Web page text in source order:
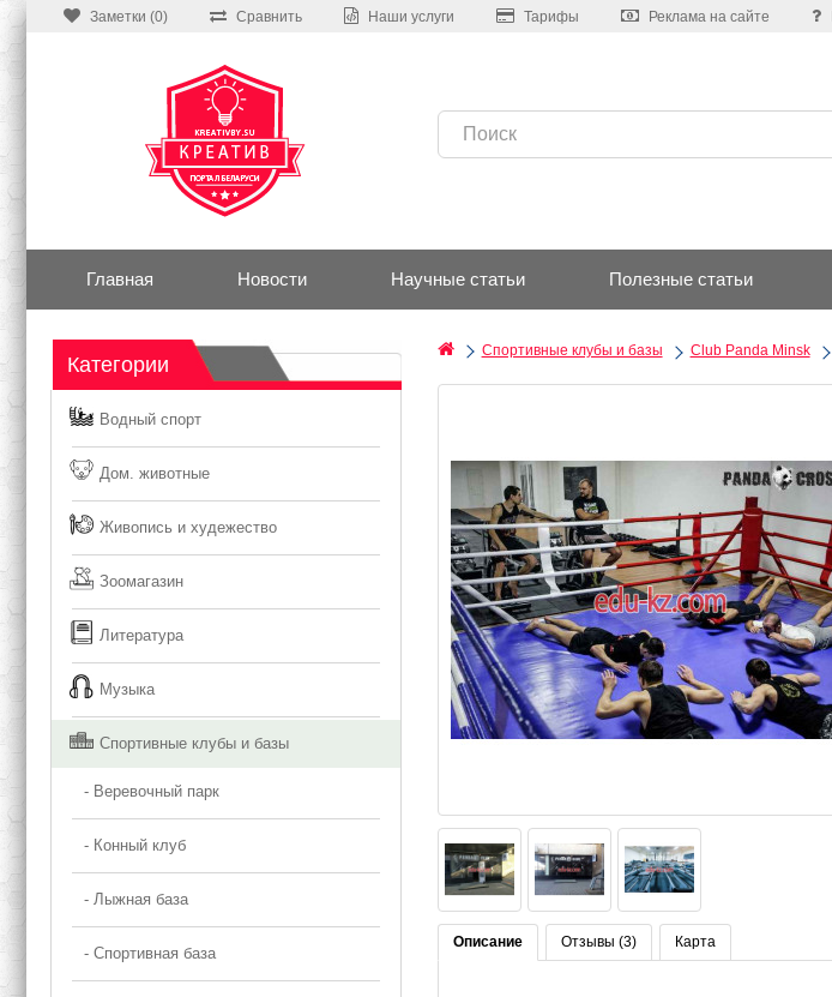
Заметки (0) Сравнить Наши услуги Тарифы Реклама на сайте
Главная Новости Научные статьи Полезные статьи
Категории
Водный спорт
Дом. животные
Живопись и худежество
Зоомагазин
Литература
Музыка
Спортивные клубы и базы
- Веревочный парк
- Конный клуб
- Лыжная база
- Спортивная база
Спортивные клубы и базы Club Panda Minsk
Описание Отзывы (3) Карта